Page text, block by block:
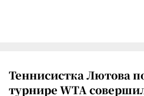
Теннисистка Лютова
турнире WTA